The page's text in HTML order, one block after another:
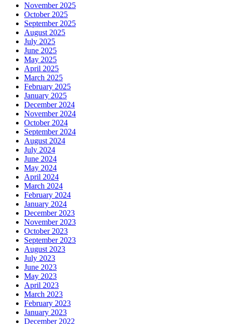
November 2025
October 2025
September 2025
August 2025
July 2025
June 2025
May 2025
April 2025
March 2025
February 2025
January 2025
December 2024
November 2024
October 2024
September 2024
August 2024
July 2024
June 2024
May 2024
April 2024
March 2024
February 2024
January 2024
December 2023
November 2023
October 2023
September 2023
August 2023
July 2023
June 2023
May 2023
April 2023
March 2023
February 2023
January 2023
December 2022